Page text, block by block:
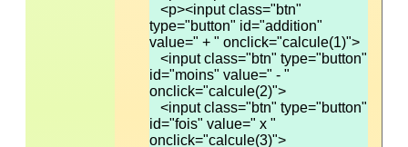
<p><input class="btn"
type="button" id="addition"
<input class="btn" type="button"
id="moins" value=" - "
<input class="btn" type="button"
id="fois" value=" x "